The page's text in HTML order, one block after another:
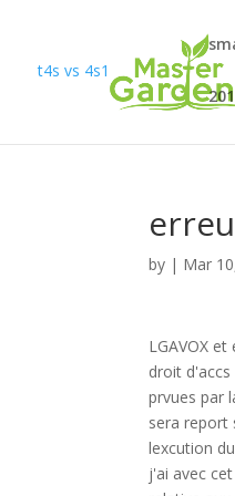
t4s vs 4s1
by | Mar
LGAVOX